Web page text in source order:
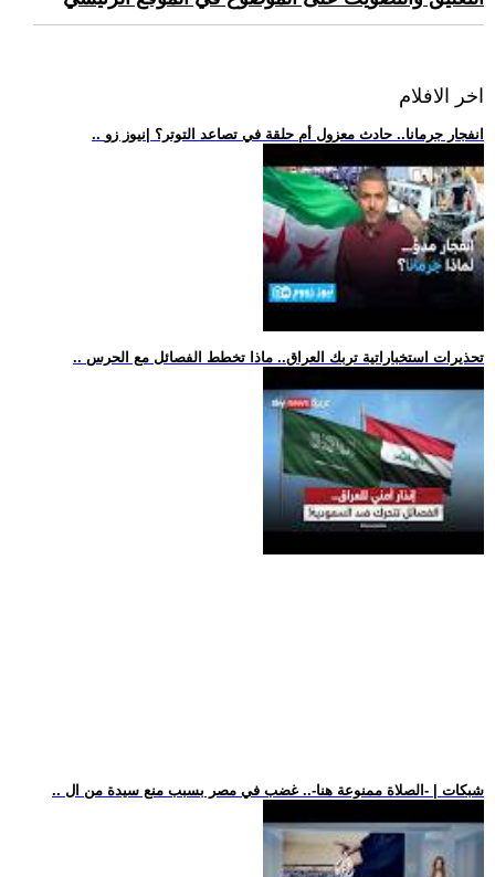
اخر الافلام
.. انفجار جرمانا.. حادث معزول أم حلقة في تصاعد التوتر؟ |نيوز زو
.. تحذيرات استخباراتية تربك العراق.. ماذا تخطط الفصائل مع الحرس
.. شبكات | -الصلاة ممنوعة هنا-.. غضب في مصر بسبب منع سيدة من ال